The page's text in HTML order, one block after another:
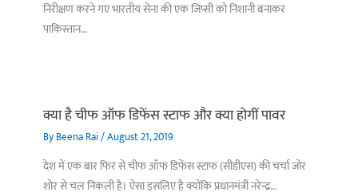
निरीक्षण करने गए भारतीय सेना की एक जिप्सी को निशानी बनाकर
पाकिस्तान…
क्या है चीफ ऑफ डिफेंस स्टाफ और क्या होगीं पावर
ByBeena Rai/August 21, 2019
देश में एक बार फिर से चीफ ऑफ डिफेंस स्टाफ (सीडीएस) की चर्चा जोर
शोर से चल निकली है। ऐसा इसलिए है क्योंकि प्रधानमंत्री नरेन्द्र…